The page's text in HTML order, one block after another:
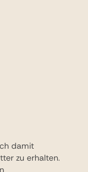
damit
zu erhalten.